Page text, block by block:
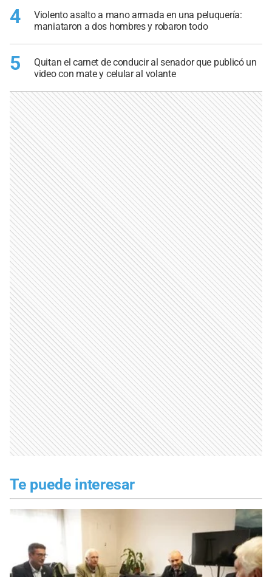
4
Violento asalto a mano armada en una peluquería:
maniataron a dos hombres y robaron todo
5
Quitan el carnet de conducir al senador que publicó un
video con mate y celular al volante
Te puede interesar